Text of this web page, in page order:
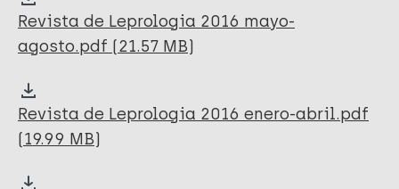
Revista de Leprologia 2016 mayo-
agosto.pdf (21.57 MB)
Revista de Leprologia 2016 enero-abril.pdf
(19.99 MB)